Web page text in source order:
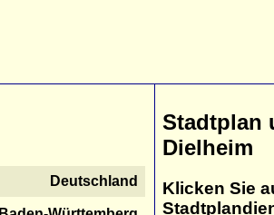
Deutschland
Stadtplan
Dielheim
Klicken Sie